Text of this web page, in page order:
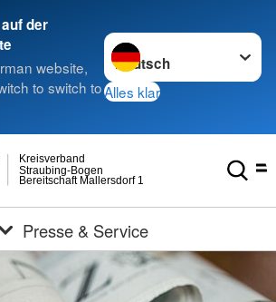
der
website,
to switch to
Sprache wechseln zu
Alles klar
Bereitschaft Mallersdorf 1
Straubing-Bogen
Kreisverband
Presse & Service